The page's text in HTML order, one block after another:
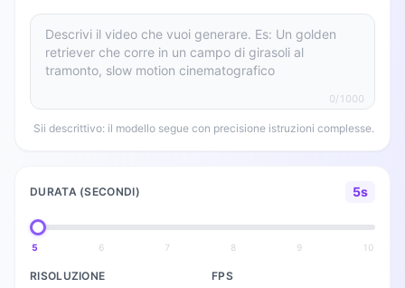
0/1000
Sii descrittivo: il modello segue con precisione istruzioni complesse.
DURATA (SECONDI) 5s
5 6 7 8 9 10
RISOLUZIONE FPS